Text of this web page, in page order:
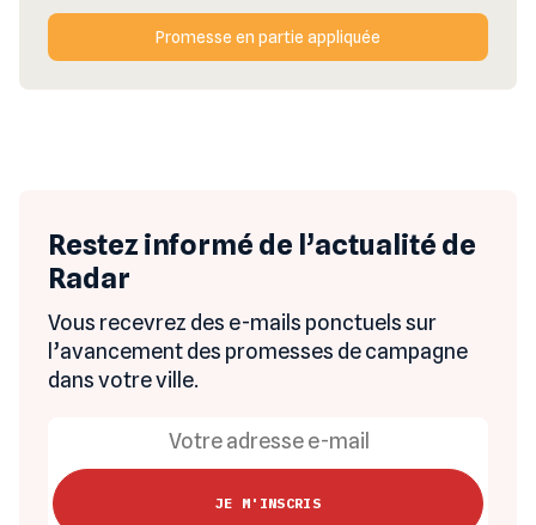
Promesse en partie appliquée
Restez informé de l’actualité de
Radar
Vous recevrez des e-mails ponctuels sur
l’avancement des promesses de campagne
dans votre ville.